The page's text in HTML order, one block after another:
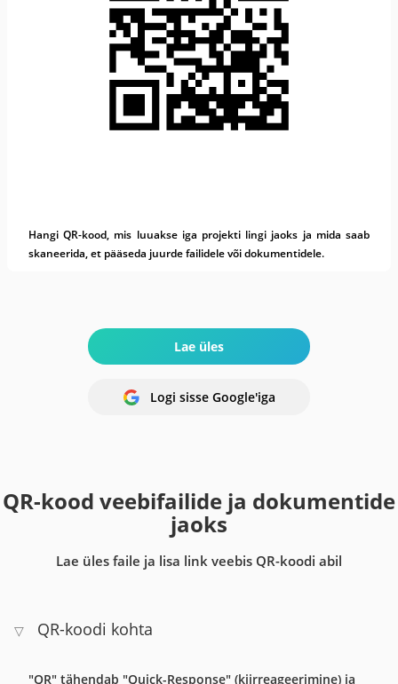
Hangi QR-kood, mis luuakse iga projekti lingi jaoks ja mida saab
skaneerida, et pääseda juurde failidele või dokumentidele.
Lae üles
Logi sisse Google'iga
QR-kood veebifailide ja dokumentide
jaoks
Lae üles faile ja lisa link veebis QR-koodi abil
▽ QR-koodi kohta
"QR" tähendab "Quick-Response" (kiirreageerimine) ja